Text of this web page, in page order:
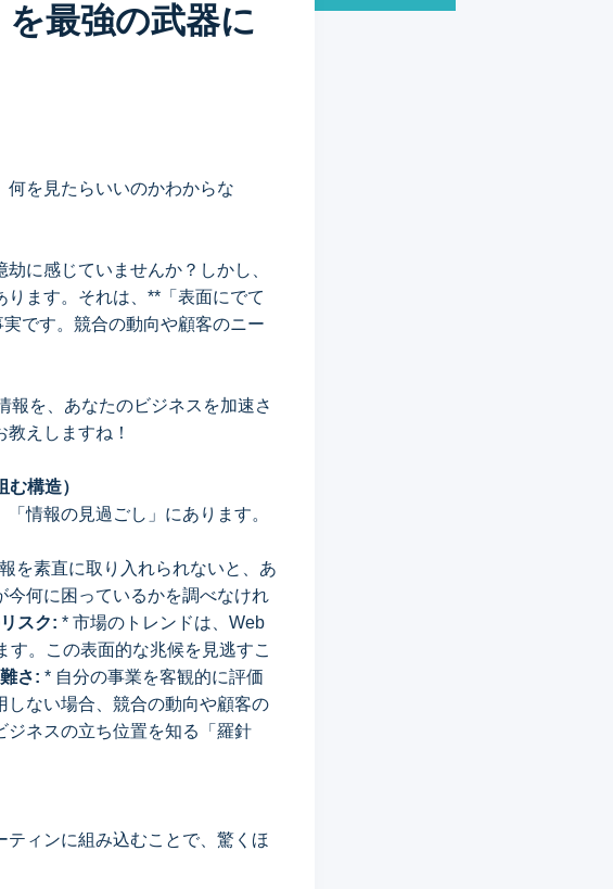
最強の武器に
何を見たらいいのかわからな
に感じていませんか？しかし、
ます。それは、**「表面にでて
です。競合の動向や顧客のニー
報を、あなたのビジネスを加速さ
えしますね！
構造）
情報の見過ごし」にあります。
を素直に取り入れられないと、あ
何に困っているかを調べなけれ
スク: * 市場のトレンドは、Web
。この表面的な兆候を見逃すこ
さ: * 自分の事業を客観的に評価
ない場合、競合の動向や顧客の
ジネスの立ち位置を知る「羅針
ィンに組み込むことで、驚くほ